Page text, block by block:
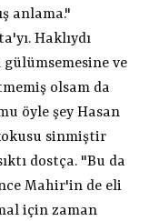
anlama."
Haklıydı
ve
olsam da
öyle şey Hasan
sinmiştir
dostça. "Bu da
Mahir'in de eli
için zaman